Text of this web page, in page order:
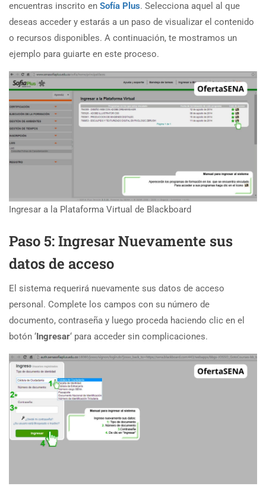
encuentras inscrito en Sofía Plus. Selecciona aquel al que
deseas acceder y estarás a un paso de visualizar el contenido
o recursos disponibles. A continuación, te mostramos un
ejemplo para guiarte en este proceso.
Ingresar a la Plataforma Virtual de Blackboard
Paso 5: Ingresar Nuevamente sus
datos de acceso
El sistema requerirá nuevamente sus datos de acceso
personal. Complete los campos con su número de
documento, contraseña y luego proceda haciendo clic en el
botón ‘ Ingresar‘ para acceder sin complicaciones.